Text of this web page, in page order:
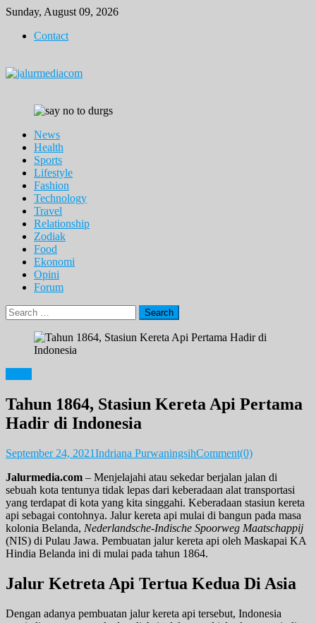
Skip
content
Sunday, August 09, 2026
Contact
News
Health
Sports
Lifestyle
Fashion
Technology
Travel
Relationship
Zodiak
Food
Ekonomi
Opini
Forum
Search
for:
Tahun 1864, Stasiun Kereta Api Pertama
Hadir di Indonesia
September 24, 2021Indriana PurwaningsihComment(0)
Jalurmedia.com – Menjelajahi atau sekedar berjalan jalan di
sebuah kota tentunya tidak lepas dari keberadaan alat transportasi
yang terdapat di kota yang kita singgahi. Keberadaan stasiun kereta
api sebagai contohnya. Jalur kereta api mulai di bangun pada masa
kolonia Belanda, Nederlandsche-Indische Spoorweg Maatschappij
(NIS) di Pulau Jawa. Pembuatan jalur kereta api oleh Maskapai KA
Hindia Belanda ini di mulai pada tahun 1864.
Jalur Ketreta Api Tertua Kedua Di Asia
Dengan adanya pembuatan jalur kereta api tersebut, Indonesia